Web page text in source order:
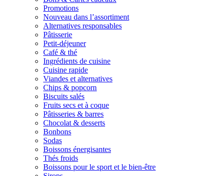
Promotions
Nouveau dans l’assortiment
Alternatives responsables
Pâtisserie
Petit-déjeuner
Café & thé
Ingrédients de cuisine
Cuisine rapide
Viandes et alternatives
Chips & popcorn
Biscuits salés
Fruits secs et à coque
Pâtisseries & barres
Chocolat & desserts
Bonbons
Sodas
Boissons énergisantes
Thés froids
Boissons pour le sport et le bien-être